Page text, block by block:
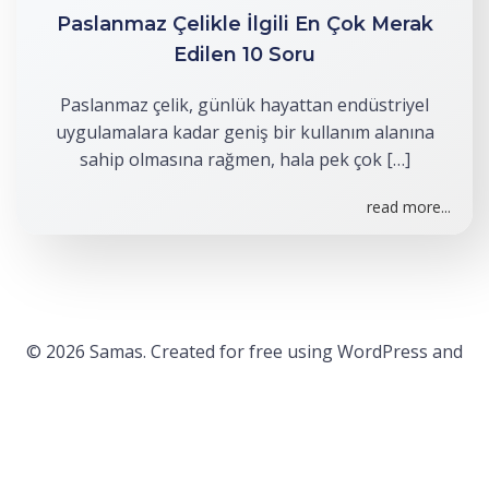
Paslanmaz Çelikle İlgili En Çok Merak
Edilen 10 Soru
Paslanmaz çelik, günlük hayattan endüstriyel
uygulamalara kadar geniş bir kullanım alanına
sahip olmasına rağmen, hala pek çok […]
read more...
© 2026 Samas. Created for free using WordPress and